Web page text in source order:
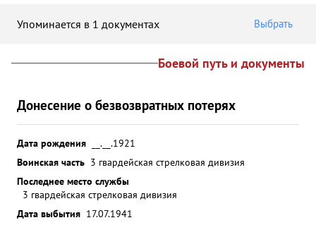
Упоминается в 1 документах Выбрать
Боевой путь и документы
Донесение о безвозвратных потерях
Дата рождения
__.__.1921
Воинская часть 3 гвардейская стрелковая дивизия
Последнее место службы
3 гвардейская стрелковая дивизия
Дата выбытия 17.07.1941